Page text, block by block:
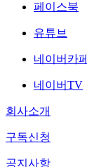
페이스북
유튜브
네이버카페
네이버TV
회사소개
구독신청
공지사항